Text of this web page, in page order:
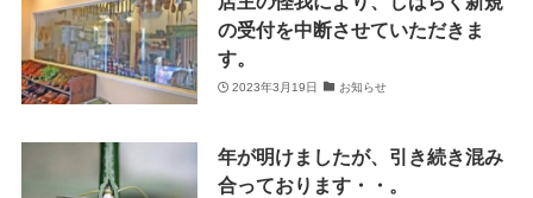
の受付を中断させていただきま
す。
2023年3月19日 お知らせ
年が明けましたが、引き続き混み
合っております・・。